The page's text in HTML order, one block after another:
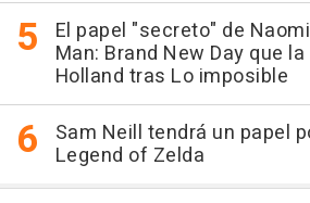
El papel "secreto" de
Man: Brand New Day que
Holland tras Lo imposible
Sam Neill tendrá un papel
Legend of Zelda